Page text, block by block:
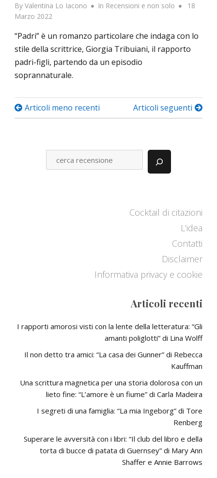
By Valentina Lo Iacono In Recensioni e non solo
Posted
18
Marzo 2022
“Padri” è un romanzo particolare che indaga con lo
stile della scrittrice, Giorgia Tribuiani, il rapporto
padri-figli, partendo da un episodio
soprannaturale.
Navigazione
Articoli meno recenti Articoli seguenti
Cocktail di citazioni
L’idea
Contatti
Disclaimer
Informativa privacy e cookie
Articoli recenti
I rapporti amorosi visti con la lente della letteratura: “Gli
amanti poliglotti” di Lina Wolff
Il non detto tra amici: “La casa dei Gunner” di Rebecca
Kauffman
Una scrittura magnetica per una storia dolorosa con un
lieto fine: “L’amore è un fiume” di Carla Madeira
I segreti di una famiglia: “La mia Ingeborg” di Tore
Renberg
Superare le avversità con i libri: “Il club del libro e della
torta di bucce di patata di Guernsey” di Mary Ann
Shaffer e Annie Barrows